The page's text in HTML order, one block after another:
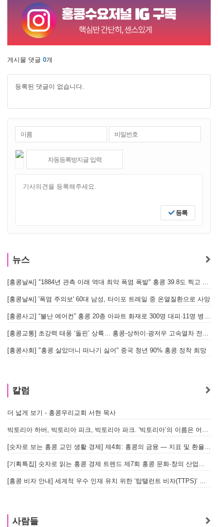
게시물 댓글 0개
등록된 댓글이 없습니다.
등록
뉴스
[홍콩날씨] "1884년 관측 이래 역대 최악 폭염 폭발" 홍콩 39.8도 찍고 역대 최고 기록 경신
[홍콩날씨] '폭염 주의보' 60대 남성, 타이포 트레일 중 온열질환으로 사망
[홍콩사고] “불난 에어컨” 홍콩 20층 아파트 화재로 300명 대피·11명 병원 이송
[홍콩교통] 초강력 태풍 ‘돌핀’ 상륙… 홍콩-상하이·광저우 고속열차 전면 중단
[홍콩사회] "홍콩 살았더니 떠나기 싫어" 중국 청년 90% 홍콩 정착 희망
칼럼
더 넓게 보기 - 홍콩우리교회 서현 목사
빅토리아 하버, 빅토리아 피크, 빅토리아 파크. '빅토리아’의 이름은 어떻게 온 걸까? - [이승권 원장의 생활칼럼]
[숫자로 보는 홍콩 교민 생활 경제] 제4회: 홍콩의 금융 — 지표 및 환율, MPF 운영 현황
[기획특집] 숫자로 읽는 홍콩 경제 트렌드 제7회 홍콩 문화·창의 산업의 구조와 분야별 동향
[홍콩 비자 안내] 세계적 우수 인재 유치 위한 ‘탑탤런트 비자(TTPS)’ 주요 요건
사람들